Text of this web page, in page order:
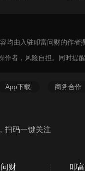
均由入驻叩富问财的作
作者，风险自担。同时提
App下载 商务合作
扫码一键关注
财 叩